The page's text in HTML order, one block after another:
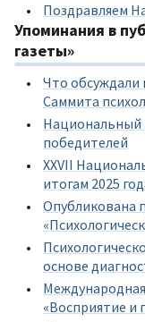
Поздравляем
Упоминания в
газеты»
Что обсуждали
Саммита
Национальный
победителей
XXVII
итогам 2025
Опубликована
основе
«Восприятие и